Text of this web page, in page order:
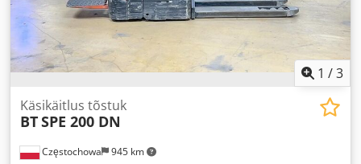
1 /3
Częstochowa 945 km
Käsikäitlus tõstuk
BTSPE 200 DN